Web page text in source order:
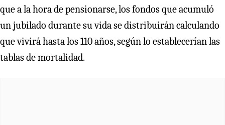
que a la hora de pensionarse, los fondos que acumuló
un jubilado durante su vida se distribuirán calculando
que vivirá hasta los 110 años, según lo establecerían las
tablas de mortalidad.